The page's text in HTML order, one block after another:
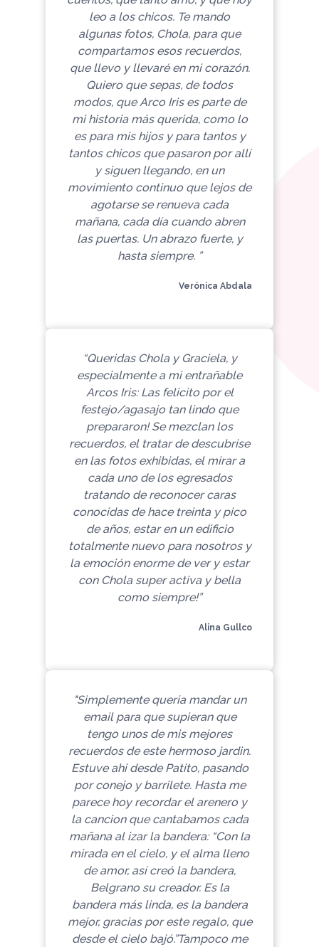
leo a los chicos. Te mando
algunas fotos, Chola, para que
compartamos esos recuerdos,
que llevo y llevaré en mi corazón.
Quiero que sepas, de todos
modos, que Arco Iris es parte de
mi historia más querida, como lo
es para mis hijos y para tantos y
tantos chicos que pasaron por allí
y siguen llegando, en un
movimiento continuo que lejos de
agotarse se renueva cada
mañana, cada día cuando abren
las puertas. Un abrazo fuerte, y
hasta siempre. ”
Verónica Abdala
“Queridas Chola y Graciela, y
especialmente a mi entrañable
Arcos Iris: Las felicito por el
festejo/agasajo tan lindo que
prepararon! Se mezclan los
recuerdos, el tratar de descubrise
en las fotos exhibidas, el mirar a
cada uno de los egresados
tratando de reconocer caras
conocidas de hace treinta y pico
de años, estar en un edificio
totalmente nuevo para nosotros y
la emoción enorme de ver y estar
con Chola super activa y bella
como siempre!”
Alina Gullco
"Simplemente queria mandar un
email para que supieran que
tengo unos de mis mejores
recuerdos de este hermoso jardin.
Estuve ahi desde Patito, pasando
por conejo y barrilete. Hasta me
parece hoy recordar el arenero y
la cancion que cantabamos cada
mañana al izar la bandera: “Con la
mirada en el cielo, y el alma lleno
de amor, así creó la bandera,
Belgrano su creador. Es la
bandera más linda, es la bandera
mejor, gracias por este regalo, que
desde el cielo bajó.”Tampoco me